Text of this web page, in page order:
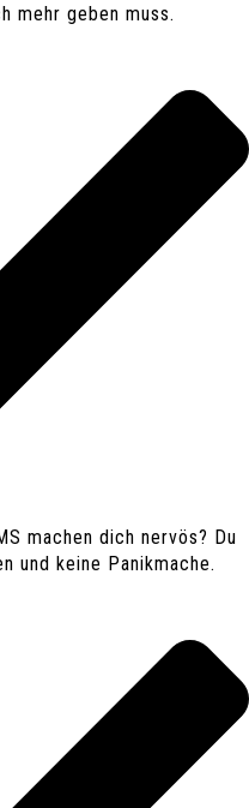
mehr geben muss.
machen dich nervös? Du
und keine Panikmache.